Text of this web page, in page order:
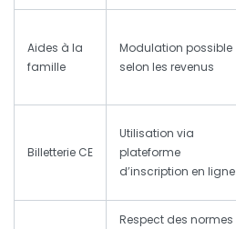
Aides à la
famille
Modulation possible
selon les revenus
Billetterie CE
Utilisation via
plateforme
d’inscription en ligne
Respect des normes